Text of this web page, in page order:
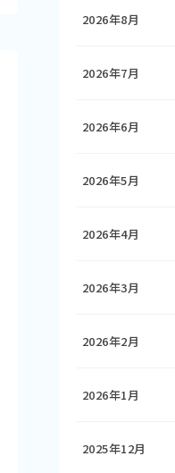
2026年8月
2026年7月
2026年6月
2026年5月
2026年4月
2026年3月
2026年2月
2026年1月
2025年12月